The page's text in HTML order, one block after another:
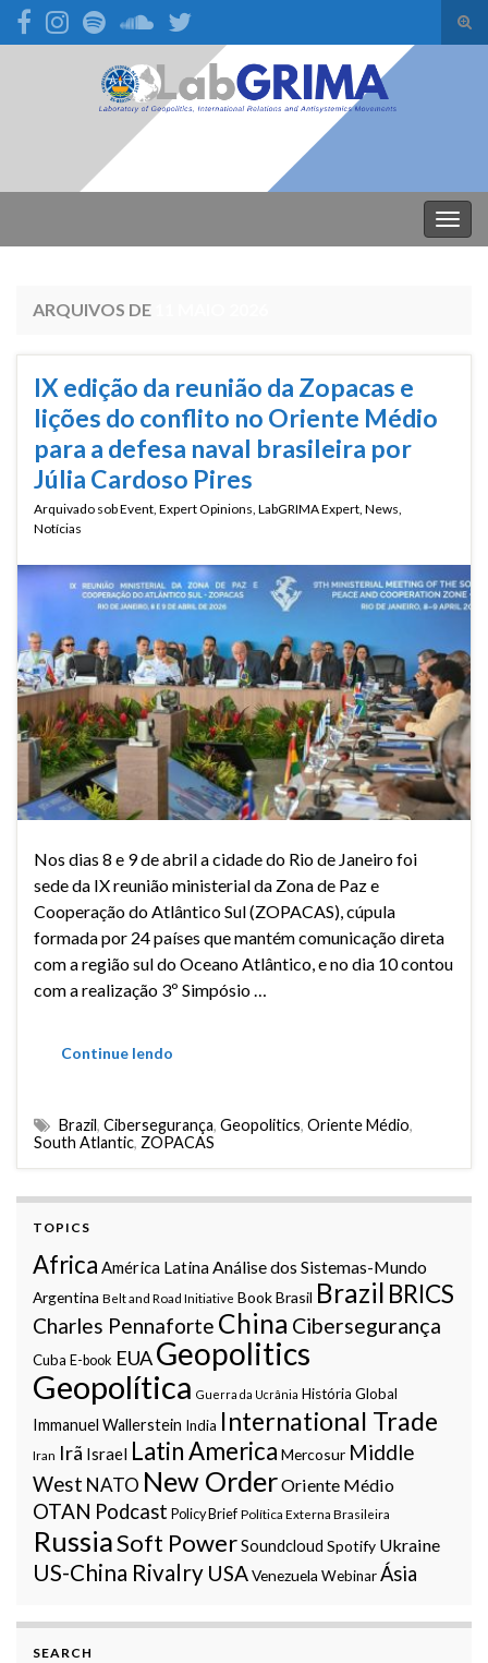
Search for:
ARQUIVOS DE
IX edição da reunião da Zopacas e
lições do conflito no Oriente Médio
para a defesa naval brasileira por
Júlia Cardoso Pires
Arquivado sobEvent, Expert Opinions, LabGRIMA Expert, News,
Notícias
Nos dias 8 e 9 de abril a cidade do Rio de Janeiro foi
sede da IX reunião ministerial da Zona de Paz e
Cooperação do Atlântico Sul (ZOPACAS), cúpula
formada por 24 países que mantém comunicação direta
com a região sul do Oceano Atlântico, e no dia 10 contou
com a realização 3º Simpósio …
Continue lendo
Brazil, Cibersegurança, Geopolitics, Oriente Médio,
South Atlantic, ZOPACAS
TOPICS
Africa América LatinaAnálise dos Sistemas-Mundo
Argentina Belt and Road Initiative BookBrasil Brazil BRICS
Charles Pennaforte China Cibersegurança
Cuba E-book EUAGeopolitics
Geopolítica Guerra da Ucrânia História Global
Immanuel Wallerstein India International Trade
Iran Irã Israel Latin America Mercosur Middle
West NATO New OrderOriente Médio
OTAN Podcast Policy Brief Política Externa Brasileira
RussiaSoft PowerSoundcloud Spotify Ukraine
US-China Rivalry USAVenezuela WebinarÁsia
SEARCH